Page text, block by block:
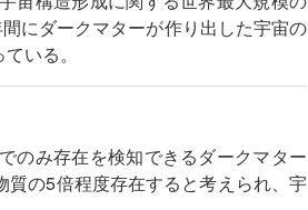
にダークマターが作り出した宇宙の
いる。
のみ存在を検知できるダークマター
質の5倍程度存在すると考えられ、宇